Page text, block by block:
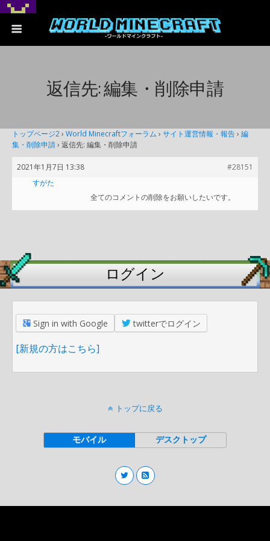
返信先: 編集・削除申請
トップページ2› World Minecraftフォーラム › サイト運営情報・報告› 編
集・削除申請› 返信先: 編集・削除申請
2021年1月7日 13:38
#28151
すがた
全てのコメントの削除をお願いしたいです。
ログイン
Sign in with Google twitterでログイン
[新規の方はこちら]
トップに戻る
モバイル デスクトップ